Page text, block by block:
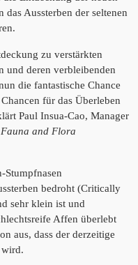
Aussterben der seltenen
zu verstärkten
und deren verbleibenden
die fantastische Chance
für das Überleben
Paul Insua-Cao, Manager
Fauna and Flora
Stumpfnasen
bedroht (Critically
sehr klein ist und
Affen überlebt
aus, dass der derzeitige
wird.